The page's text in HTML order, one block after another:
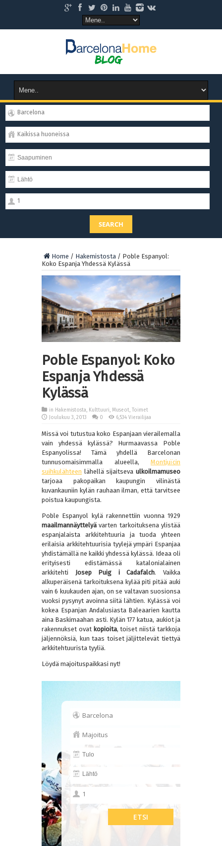
Barcelona
Kaikissa huoneissa
1
SEARCH
Home / Hakemistosta / Poble Espanyol:
Koko Espanja Yhdessä Kylässä
Poble Espanyol: Koko
Espanja Yhdessä
Kylässä
in Hakemistosta, Kulttuuri, Museot,
Toimet
Joulukuu 3, 2013
0 6,534 Vierailijaa
Missä voi tutustua koko Espanjaan vierailemalla
vain yhdessä kylässä? Hurmaavassa Poble
Espanyolissa! Tämä yhdellä Barcelonan
tunnusomaisimmalla alueella, Montjuïcin
suihkulähteen lähellä sijaitseva ulkoilmamuseo
tarjoaa pakopaikan kaupungin vilinästä
kuvankauniin kylän rauhaan ilman, että tarvitsee
poistua kaupungista.
Poble Espanyol kylä rakennettiin vuonna 1929
maailmannäyttelyä varten tarkoituksena ylistää
espanjalaista arkkitehtuuria ja tuoda yhteen
erilaisia arkkitehtuurisia tyylejä ympäri Espanjaa
yhdistämällä ne kaikki yhdessä kylässä. Ideaa oli
erityisesti edistämässä katalonialainen
arkkitehti Josep Puig i Cadafalch. Vaikka
alkuperäisenä tarkoituksena kylää piti pitää auki
vain 6 kuukauden ajan, on se valtavan suosionsa
vuoksi pysynyt avoinna siitä lähtien. Kylässä voi
kokea Espanjan Andalusiasta Baleaarien kautta
aina Baskimaahan asti. Kylän 177 katua, aukiot ja
rakennukset ovat kopioita, toiset niistä tarkkoja
jäljennöksiä, kun taas toiset jäljittelevät tiettyä
arkkitehtuurista tyyliä.
Löydä majoituspaikkasi nyt!